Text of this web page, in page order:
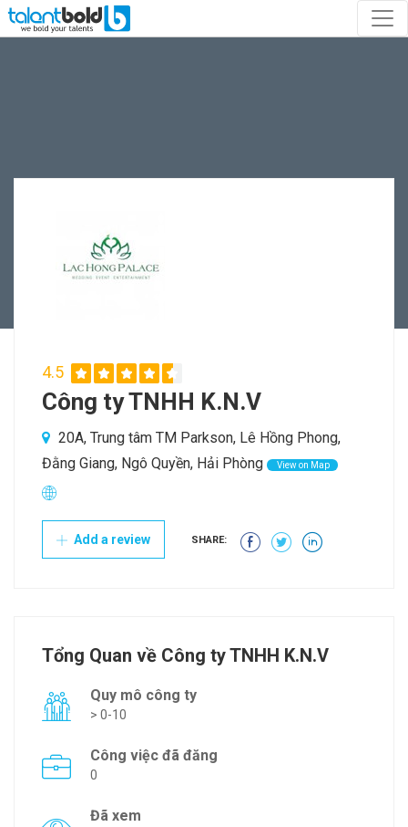
4.5
Công ty TNHH K.N.V
20A, Trung tâm TM Parkson, Lê Hồng Phong,
Đằng Giang, Ngô Quyền, Hải Phòng
View on Map
Add a review SHARE:
Tổng Quan về Công ty TNHH K.N.V
Quy mô công ty
> 0-10
Công việc đã đăng
0
Đã xem